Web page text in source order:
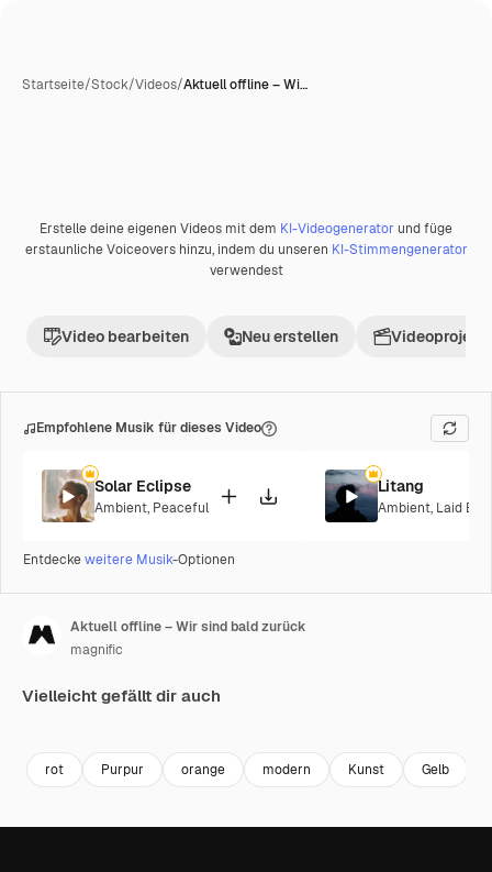
Startseite/Stock/Videos/Aktuell offline – Wi…
Erstelle deine eigenen Videos mit dem KI-Videogenerator und füge
erstaunliche Voiceovers hinzu, indem du unseren KI-Stimmengenerator
verwendest
Video bearbeiten Neu erstellen Videoprojekt
Empfohlene Musik für dieses Video
Solar Eclipse
Ambient, Peaceful
Litang
Ambient, Laid
Entdeckeweitere Musik-Optionen
Aktuell offline – Wir sind bald zurück
magnific
Vielleicht gefällt dir auch
rot Purpur orange modern Kunst Gelb